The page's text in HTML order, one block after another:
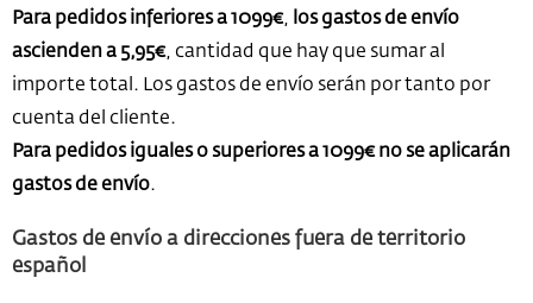
Para pedidos inferiores a 1099€, los gastos de envío
ascienden a 5,95€, cantidad que hay que sumar al
importe total. Los gastos de envío serán por tanto por
cuenta del cliente.
Para pedidos iguales o superiores a 1099€ no se aplicarán
gastos de envío.
Gastos de envío a direcciones fuera de territorio
español